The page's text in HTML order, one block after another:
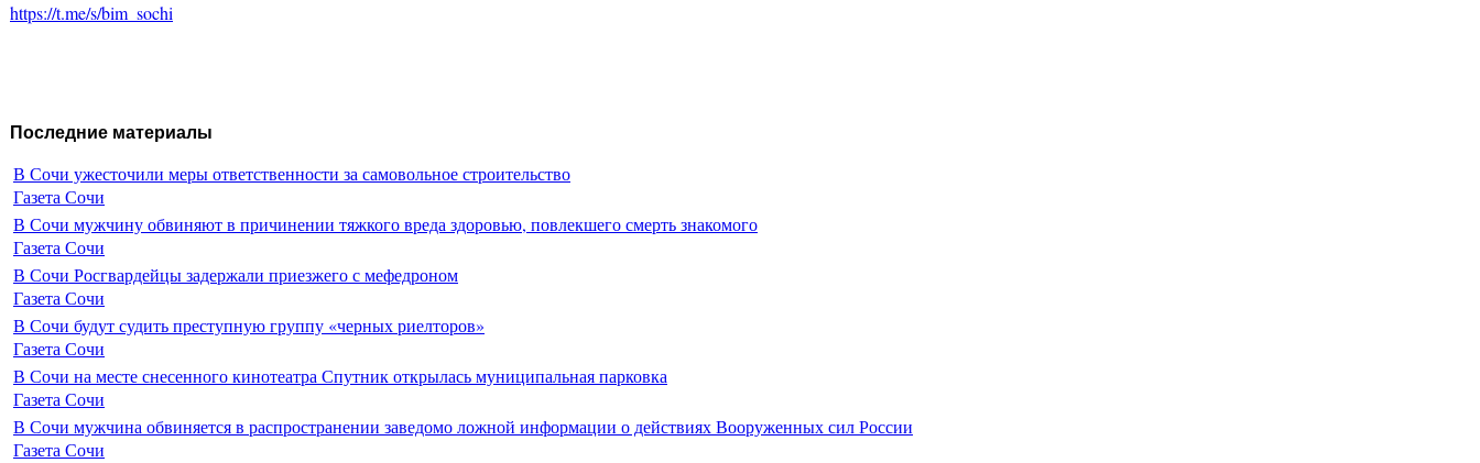
https://t.me/s/bim_sochi
Последние материалы
В Сочи ужесточили меры ответственности за самовольное строительство
Газета Сочи
В Сочи мужчину обвиняют в причинении тяжкого вреда здоровью, повлекшего смерть знакомого
Газета Сочи
В Сочи Росгвардейцы задержали приезжего с мефедроном
Газета Сочи
В Сочи будут судить преступную группу «черных риелторов»
Газета Сочи
В Сочи на месте снесенного кинотеатра Спутник открылась муниципальная парковка
Газета Сочи
В Сочи мужчина обвиняется в распространении заведомо ложной информации о действиях Вооруженных сил России
Газета Сочи